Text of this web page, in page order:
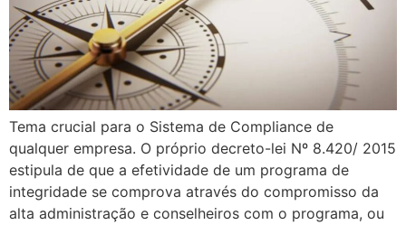
Tema crucial para o Sistema de Compliance de
qualquer empresa. O próprio decreto-lei Nº 8.420/ 2015
estipula de que a efetividade de um programa de
integridade se comprova através do compromisso da
alta administração e conselheiros com o programa, ou